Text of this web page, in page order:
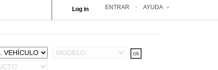
AYUDA
ENTRAR
Log in